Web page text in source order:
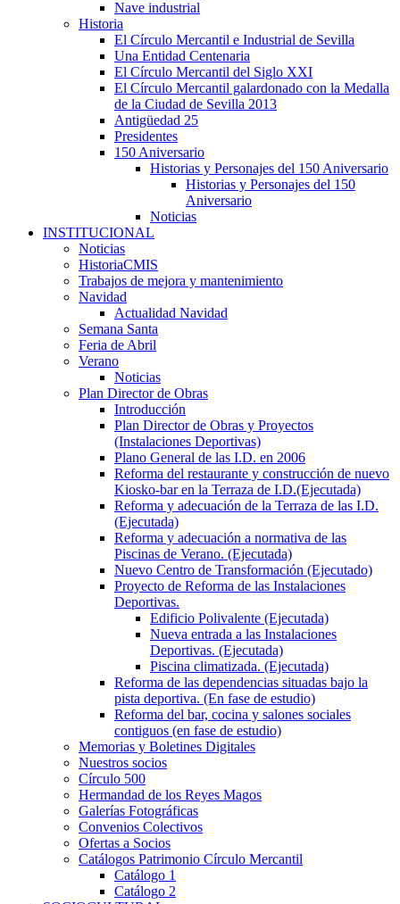
Nave industrial
Historia
El Círculo Mercantil e Industrial de Sevilla
Una Entidad Centenaria
El Círculo Mercantil del Siglo XXI
El Círculo Mercantil galardonado con la Medalla
de la Ciudad de Sevilla 2013
Antigüedad 25
Presidentes
150 Aniversario
Historias y Personajes del 150 Aniversario
Historias y Personajes del 150
Aniversario
Noticias
INSTITUCIONAL
Noticias
HistoriaCMIS
Trabajos de mejora y mantenimiento
Navidad
Actualidad Navidad
Semana Santa
Feria de Abril
Verano
Noticias
Plan Director de Obras
Introducción
Plan Director de Obras y Proyectos
(Instalaciones Deportivas)
Plano General de las I.D. en 2006
Reforma del restaurante y construcción de nuevo
Kiosko-bar en la Terraza de I.D.(Ejecutada)
Reforma y adecuación de la Terraza de las I.D.
(Ejecutada)
Reforma y adecuación a normativa de las
Piscinas de Verano. (Ejecutada)
Nuevo Centro de Transformación (Ejecutado)
Proyecto de Reforma de las Instalaciones
Deportivas.
Edificio Polivalente (Ejecutada)
Nueva entrada a las Instalaciones
Deportivas. (Ejecutada)
Piscina climatizada. (Ejecutada)
Reforma de las dependencias situadas bajo la
pista deportiva. (En fase de estudio)
Reforma del bar, cocina y salones sociales
contiguos (en fase de estudio)
Memorias y Boletines Digitales
Nuestros socios
Círculo 500
Hermandad de los Reyes Magos
Galerías Fotográficas
Convenios Colectivos
Ofertas a Socios
Catálogos Patrimonio Círculo Mercantil
Catálogo 1
Catálogo 2